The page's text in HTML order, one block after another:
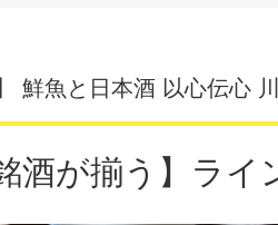
鮮魚と日本酒 以心伝心
酒が揃う】ライ